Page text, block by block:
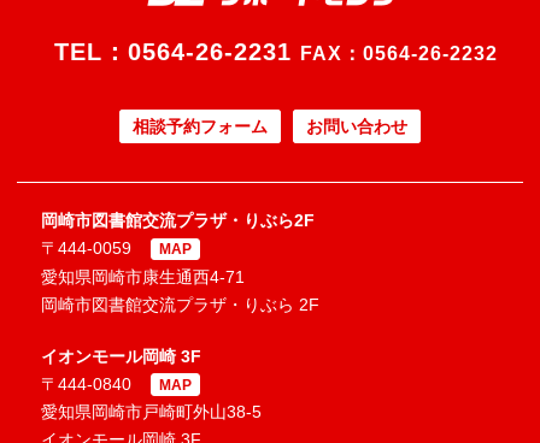
TEL： 0564-26-2231 FAX：0564-26-2232
相談予約フォーム お問い合わせ
岡崎市図書館交流プラザ・りぶら2F
〒444-0059
MAP
愛知県岡崎市康生通西4-71
岡崎市図書館交流プラザ・りぶら 2F
イオンモール岡崎 3F
〒444-0840
MAP
愛知県岡崎市戸崎町外山38-5